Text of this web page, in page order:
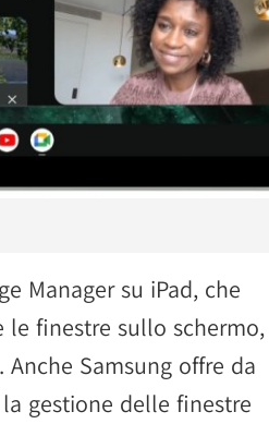
Manager su iPad, che
le finestre sullo schermo,
Samsung offre da
gestione delle finestre